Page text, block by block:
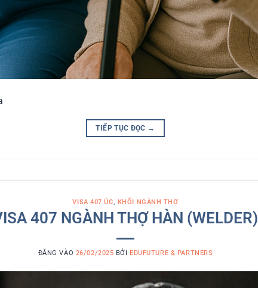
TIẾP TỤC ĐỌC →
VISA 407 ÚC, KHỐI NGÀNH THỢ
407 NGÀNH THỢ HÀN (WELDER)
ĐĂNG VÀO 26/02/2025 BỞI EDUFUTURE & PARTNERS